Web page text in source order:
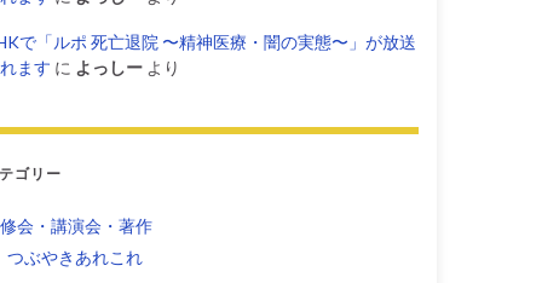
で「ルポ 死亡退院 〜精神医療・闇の実態〜」が放送
ます に よっしー より
ゴリー
会・講演会・著作
つぶやきあれこれ